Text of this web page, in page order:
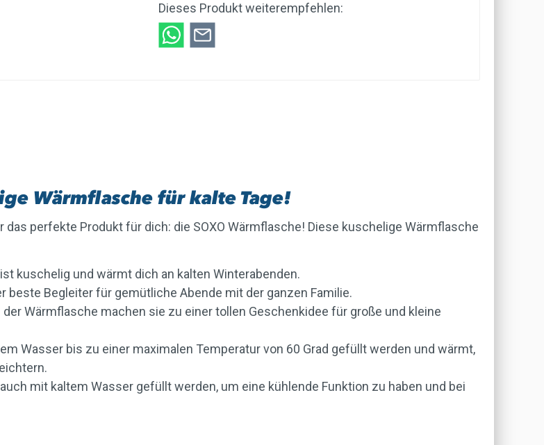
Dieses Produkt weiterempfehlen:
Wärmflasche für kalte Tage!
perfekte Produkt für dich: die SOXO Wärmflasche! Diese kuschelige Wärmflasche
kuschelig und wärmt dich an kalten Winterabenden.
beste Begleiter für gemütliche Abende mit der ganzen Familie.
Wärmflasche machen sie zu einer tollen Geschenkidee für große und kleine
Wasser bis zu einer maximalen Temperatur von 60 Grad gefüllt werden und wärmt,
mit kaltem Wasser gefüllt werden, um eine kühlende Funktion zu haben und bei